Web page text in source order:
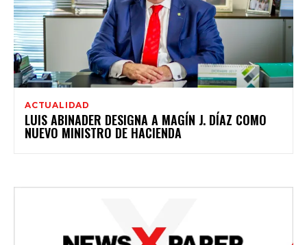
ACTUALIDAD
LUIS ABINADER DESIGNA A MAGÍN J. DÍAZ COMO
NUEVO MINISTRO DE HACIENDA